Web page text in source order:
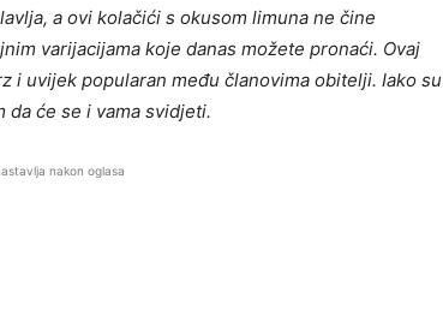
a ovi kolačići s okusom limuna ne čine
varijacijama koje danas možete pronaći. Ovaj
i uvijek popularan među članovima obitelji. Iako su
će se i vama svidjeti.
nakon oglasa